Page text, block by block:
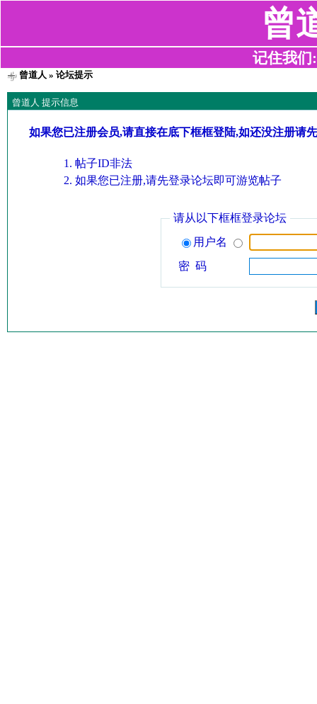
曾
记住我们
曾道人 » 论坛提示
曾道人 提示信息
如果您已注册会员,请直接在底下框框登陆,如还没注册请
帖子ID非法
如果您已注册,请先登录论坛即可游览帖子
请从以下框框登录论坛
用户名
密 码